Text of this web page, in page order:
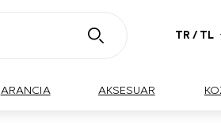
TR / TL
ARANCIA AKSESUAR